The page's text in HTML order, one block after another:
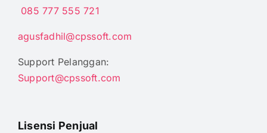
085 777 555 721
agusfadhil@cpssoft.com
Support Pelanggan:
Support@cpssoft.com
Lisensi Penjual